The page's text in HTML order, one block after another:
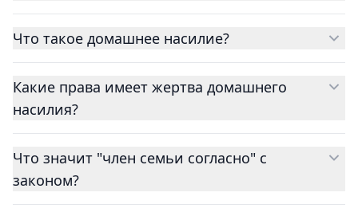
Что такое домашнее насилие?
Какие права имеет жертва домашнего
насилия?
Что значит "член семьи согласно" с
законом?